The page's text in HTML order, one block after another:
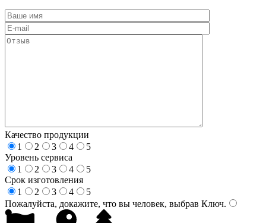
Качество продукции
1
2 3 4
5
Уровень сервиса
1
2 3 4
5
Срок изготовления
1
2 3 4
5
Пожалуйста, докажите, что вы человек, выбрав Ключ.